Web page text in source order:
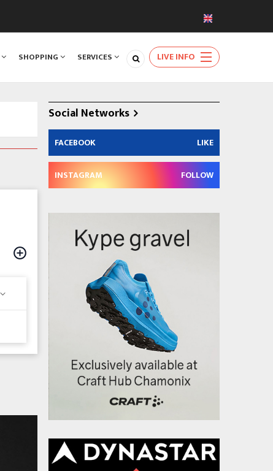
SHOPPING SERVICES LIVE INFO
Social Networks
FACEBOOK LIKE
INSTAGRAM FOLLOW